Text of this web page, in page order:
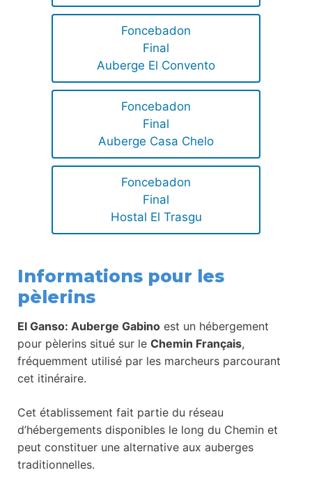
Foncebadon
Final
Auberge El Convento
Foncebadon
Final
Auberge Casa Chelo
Foncebadon
Final
Hostal El Trasgu
Informations pour les
pèlerins
El Ganso: Auberge Gabino est un hébergement
pour pèlerins situé sur le Chemin Français,
fréquemment utilisé par les marcheurs parcourant
cet itinéraire.
Cet établissement fait partie du réseau
d’hébergements disponibles le long du Chemin et
peut constituer une alternative aux auberges
traditionnelles.